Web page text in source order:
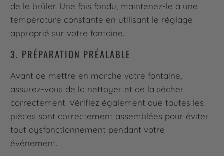
de le brûler. Une fois fondu, maintenez-le à une
température constante en utilisant le réglage
approprié sur votre fontaine.
3. PRÉPARATION PRÉALABLE
Avant de mettre en marche votre fontaine,
assurez-vous de la nettoyer et de la sécher
correctement. Vérifiez également que toutes les
pièces sont correctement assemblées pour éviter
tout dysfonctionnement pendant votre
événement.